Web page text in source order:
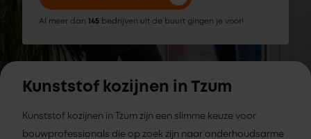
Al meer dan 145 bedrijven uit de buurt gingen je voor!
Kunststof kozijnen in Tzum
Kunststof kozijnen in Tzum zijn een slimme keuze voor
bouwprofessionals die op zoek zijn naar onderhoudsarme